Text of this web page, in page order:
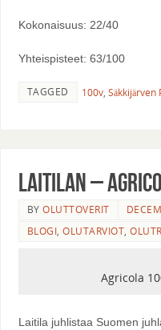
Kokonaisuus: 22/40
Yhteispisteet: 63/100
TAGGED 100v, Säkkijärven
Laitilan –
BYOLUTTOVERIT
BLOGI,OLUTARVIOT,
Agricola
Laitila juhlistaa Suomen